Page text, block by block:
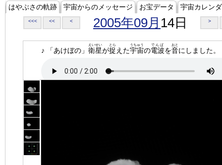
はやぶさの軌跡 宇宙からのメッセージ お宝データ 宇宙カレン
<<< << < 2005年09月 14日 >
♪ 「あけぼの」 衛星
えいせい
が捉
とら
えた宇宙
うちゅう
の電波
でんぱ
を音
おと
にしました。